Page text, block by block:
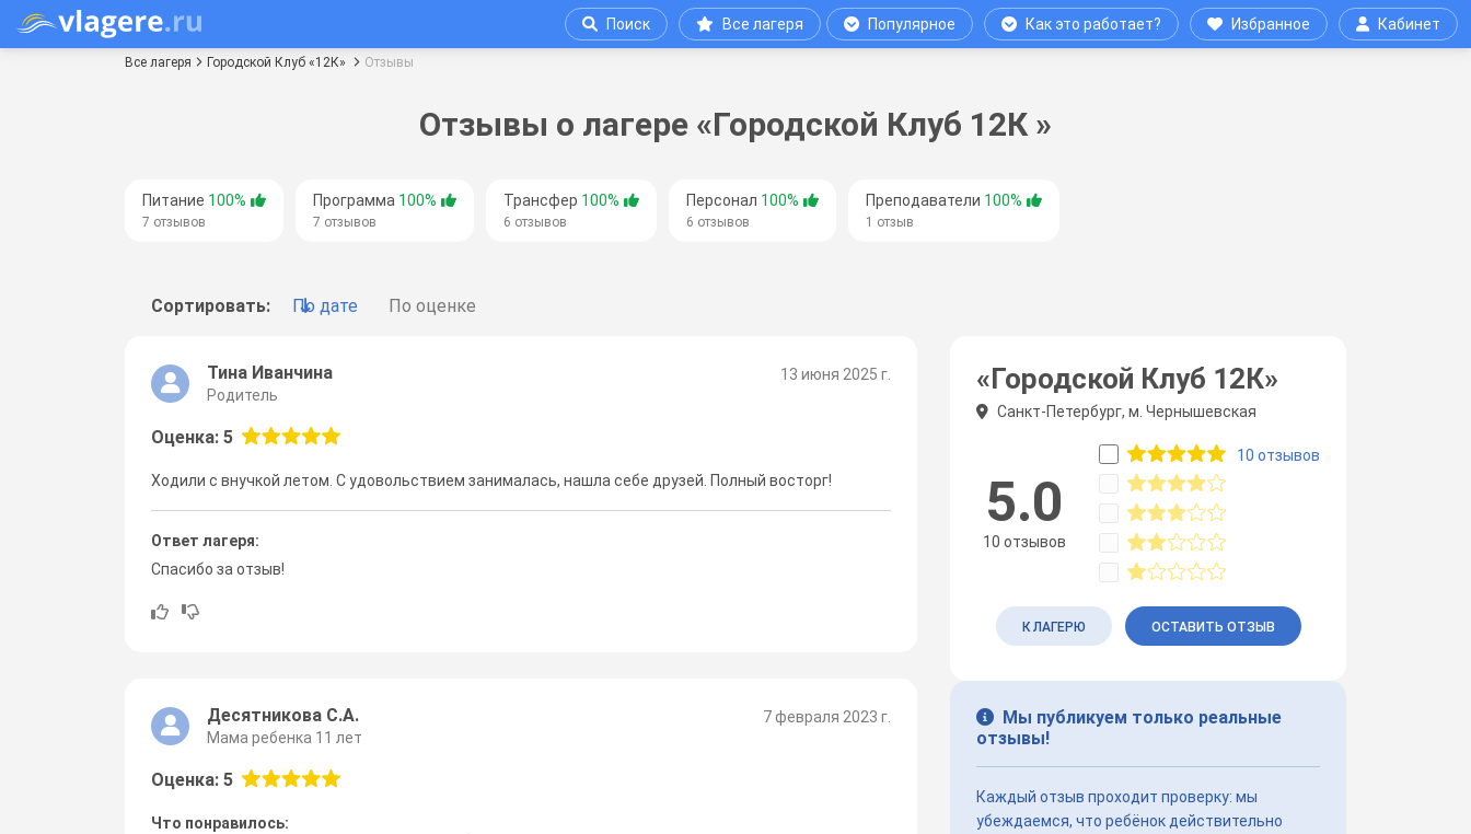
Поиск Все лагеря Популярное Как это работает? Избранное Кабинет
Все лагеря Городской Клуб «12К» Отзывы
Отзывы о лагере «Городской Клуб 12К »
Питание 100%
7 отзывов
Программа 100%
7 отзывов
Трансфер 100%
6 отзывов
Персонал 100%
6 отзывов
Преподаватели 100%
1 отзыв
Сортировать: По дате По оценке
13 июня 2025 г.
Тина Иванчина
Родитель
Оценка: 5
Ходили с внучкой летом. С удовольствием занималась, нашла себе друзей. Полный восторг!
Ответ лагеря:
Спасибо за отзыв!
7 февраля 2023 г.
Десятникова С.А.
Мама ребенка 11 лет
Оценка: 5
Что понравилось:
«Городской Клуб 12К»
Санкт-Петербург, м. Чернышевская
5.0
10 отзывов
10 отзывов
К ЛАГЕРЮ ОСТАВИТЬ ОТЗЫВ
Мы публикуем только реальные
отзывы!
Каждый отзыв проходит проверку: мы
убеждаемся, что ребёнок действительно